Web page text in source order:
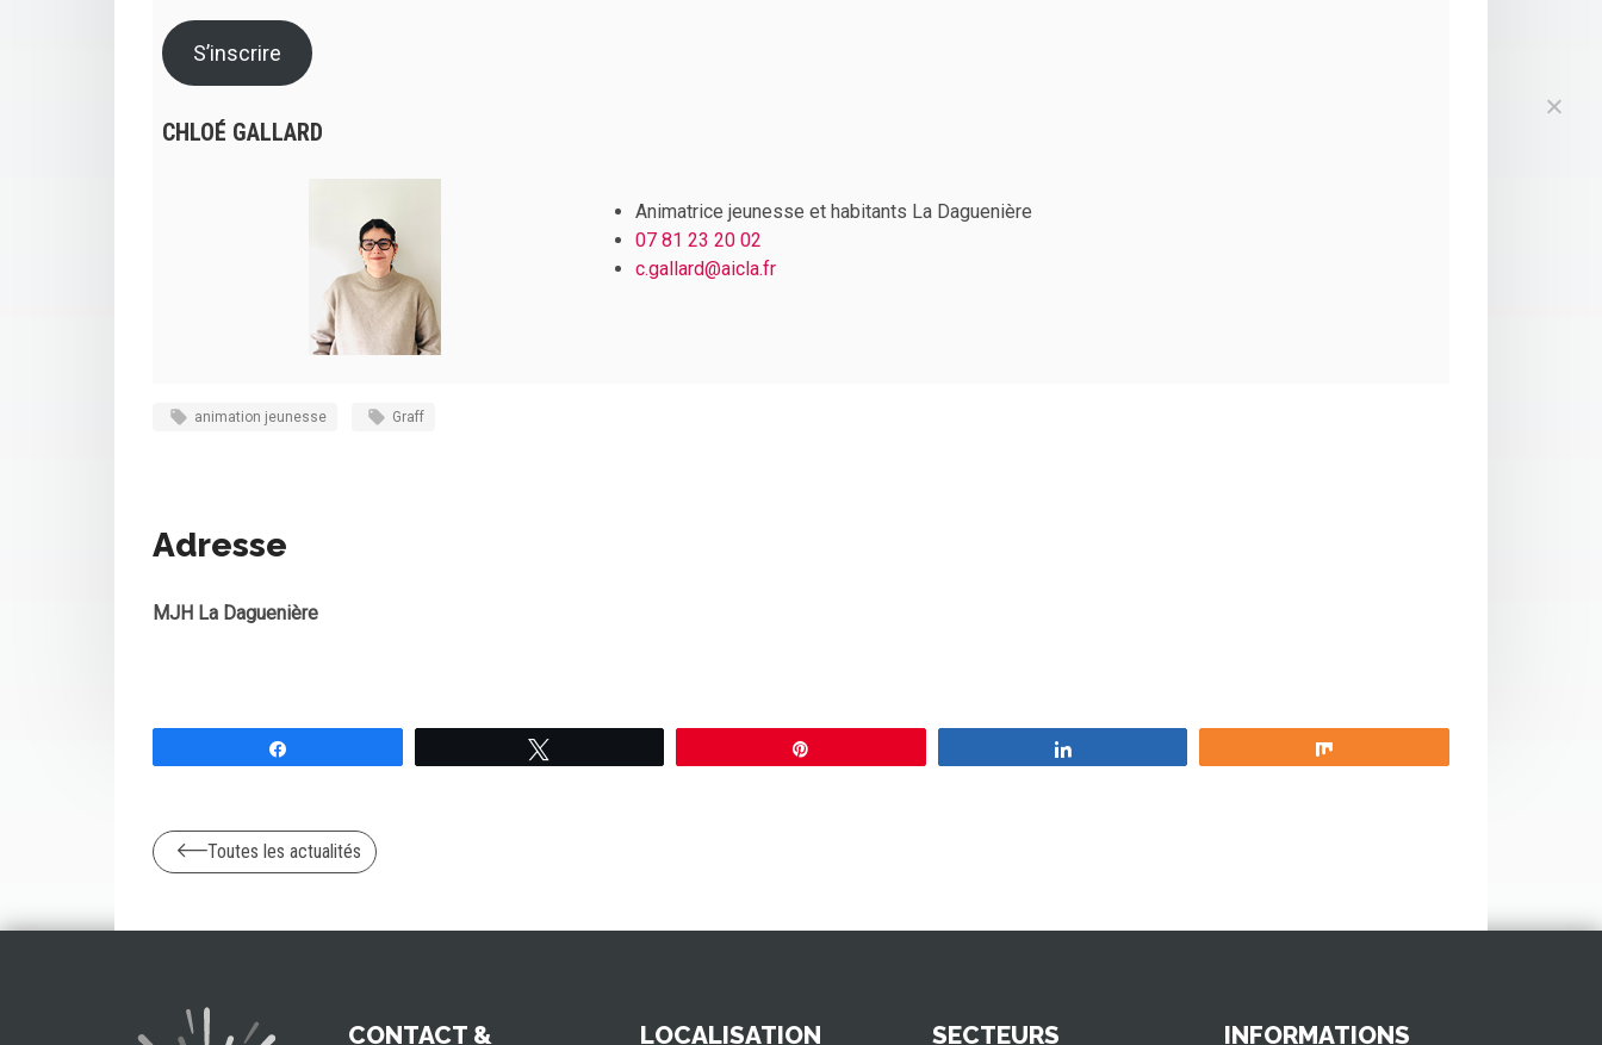
S’inscrire
CHLOÉ GALLARD
Animatrice jeunesse et habitants La Daguenière
07 81 23 20 02
c.gallard@aicla.fr
animation jeunesse Graff
Adresse
MJH La Daguenière
Toutes les actualités
CONTACT & LOCALISATION SECTEURS INFORMATIONS